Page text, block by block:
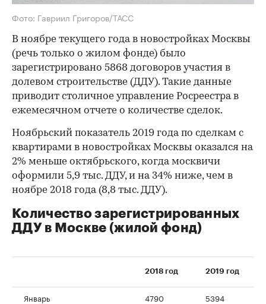
Фото: Гавриил Григоров/ТАСС
В ноябре текущего года в новостройках Москвы
(речь только о жилом фонде) было
зарегистрировано 5868 договоров участия в
долевом строительстве (ДДУ). Такие данные
приводит столичное управление Росреестра в
ежемесячном отчете о количестве сделок.
Ноябрьский показатель 2019 года по сделкам с
квартирами в новостройках Москвы оказался на
2% меньше октябрьского, когда москвичи
оформили 5,9 тыс. ДДУ, и на 34% ниже, чем в
ноябре 2018 года (8,8 тыс. ДДУ).
Количество зарегистрированных
ДДУ в Москве (жилой фонд)
2018 год 2019 год
Январь 4790
5394